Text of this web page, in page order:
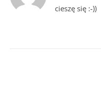
cieszę się :-))